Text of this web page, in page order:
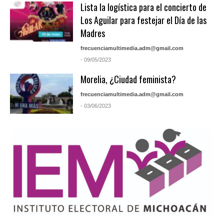
Lista la logística para el concierto de
Los Aguilar para festejar el Día de las
Madres
frecuenciamultimedia.adm@gmail.com
- 09/05/2023
Morelia, ¿Ciudad feminista?
frecuenciamultimedia.adm@gmail.com
- 03/06/2023